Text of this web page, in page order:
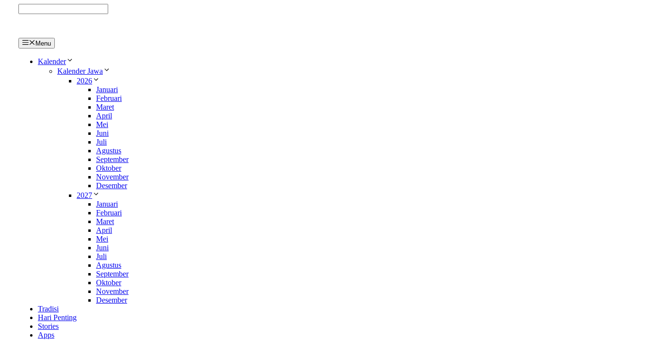
Menu
Kalender
Kalender Jawa
2026
Januari
Februari
Maret
April
Mei
Juni
Juli
Agustus
September
Oktober
November
Desember
2027
Januari
Februari
Maret
April
Mei
Juni
Juli
Agustus
September
Oktober
November
Desember
Tradisi
Hari Penting
Stories
Apps